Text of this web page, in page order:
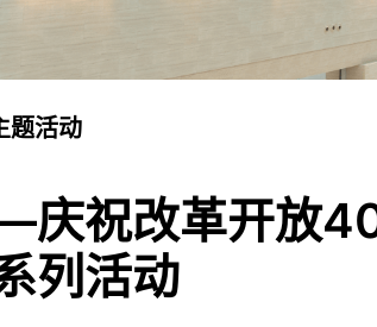
题活动
祝改革开放
列活动